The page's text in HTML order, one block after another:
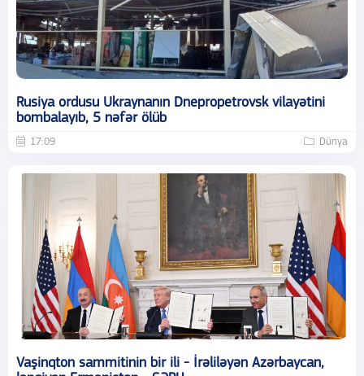
Rusiya ordusu Ukraynanın Dnepropetrovsk vilayətini
bombalayıb, 5 nəfər ölüb
17:09 Dünya
Vaşinqton sammitinin bir ili - İrəliləyən Azərbaycan,